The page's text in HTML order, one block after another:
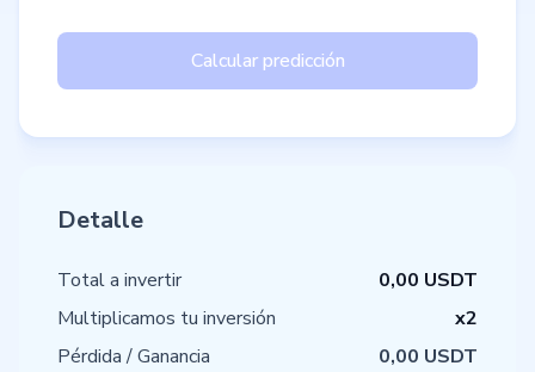
Calcular predicción
Detalle
Total a invertir 0,00 USDT
Multiplicamos tu inversión
x2
Pérdida / Ganancia
0,00 USDT